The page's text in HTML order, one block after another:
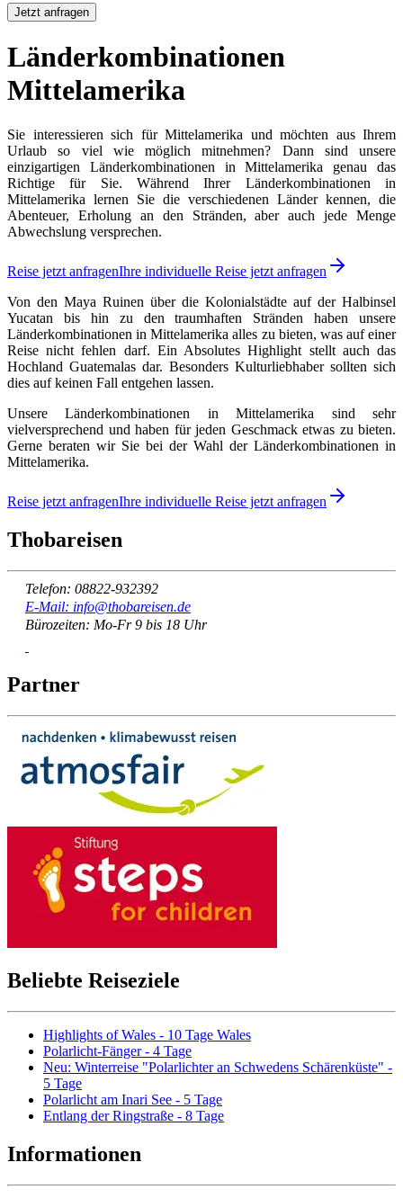
Jetzt anfragen
Länderkombinationen
Mittelamerika
Sie interessieren sich für Mittelamerika und möchten aus Ihrem
Urlaub so viel wie möglich mitnehmen? Dann sind unsere
einzigartigen Länderkombinationen in Mittelamerika genau das
Richtige für Sie. Während Ihrer Länderkombinationen in
Mittelamerika lernen Sie die verschiedenen Länder kennen, die
Abenteuer, Erholung an den Stränden, aber auch jede Menge
Abwechslung versprechen.
Reise jetzt anfragenIhre individuelle Reise jetzt anfragen
Von den Maya Ruinen über die Kolonialstädte auf der Halbinsel
Yucatan bis hin zu den traumhaften Stränden haben unsere
Länderkombinationen in Mittelamerika alles zu bieten, was auf einer
Reise nicht fehlen darf. Ein Absolutes Highlight stellt auch das
Hochland Guatemalas dar. Besonders Kulturliebhaber sollten sich
dies auf keinen Fall entgehen lassen.
Unsere Länderkombinationen in Mittelamerika sind sehr
vielversprechend und haben für jeden Geschmack etwas zu bieten.
Gerne beraten wir Sie bei der Wahl der Länderkombinationen in
Mittelamerika.
Reise jetzt anfragenIhre individuelle Reise jetzt anfragen
Thobareisen
Telefon: 08822-932392
E-Mail: info@thobareisen.de
Bürozeiten: Mo-Fr 9 bis 18 Uhr
Partner
Beliebte Reiseziele
Highlights of Wales - 10 Tage Wales
Polarlicht-Fänger - 4 Tage
Neu: Winterreise "Polarlichter an Schwedens Schärenküste" -
5 Tage
Polarlicht am Inari See - 5 Tage
Entlang der Ringstraße - 8 Tage
Informationen